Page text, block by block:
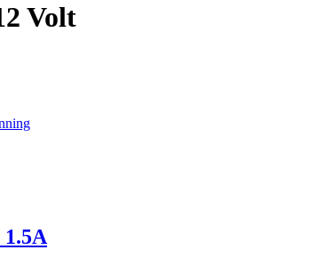
Volt